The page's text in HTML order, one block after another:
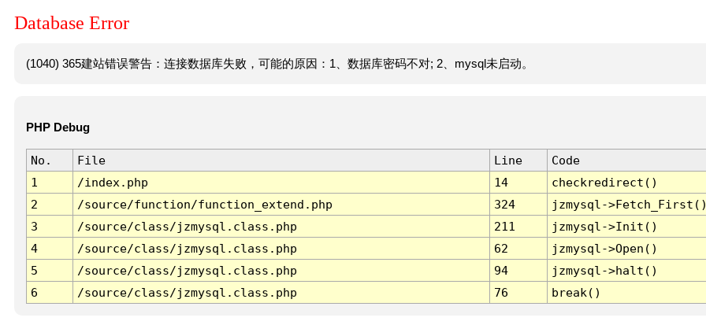
Database Error
(1040) 365建站错误警告：连接数据库失败，可能的原因：1、数据库密码不对; 2、mysql未启动。
PHP Debug
No. File Line
Code
1
/index.php 14
checkredirect()
2
/source/function/function_extend.php 324
jzmysql-
3
/source/class/jzmysql.class.php 211
jzmysql->Init()
4
/source/class/jzmysql.class.php 62
jzmysql->Open()
5
/source/class/jzmysql.class.php 94
jzmysql->halt()
6
/source/class/jzmysql.class.php 76 break()